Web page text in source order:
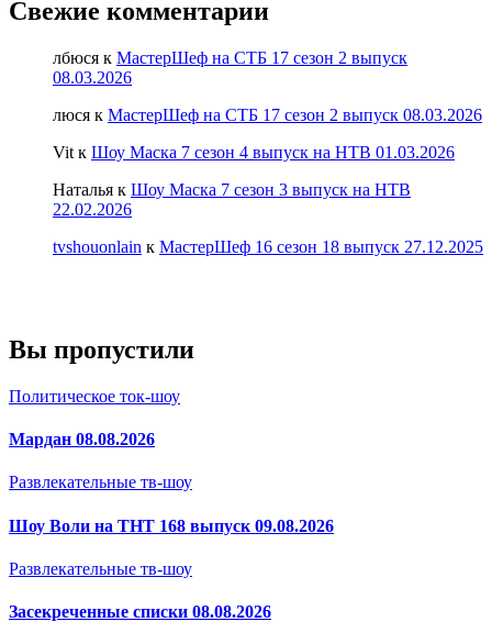
Свежие комментарии
лбюся к МастерШеф на СТБ 17 сезон 2 выпуск
08.03.2026
люся к МастерШеф на СТБ 17 сезон 2 выпуск 08.03.2026
Vit к Шоу Маска 7 сезон 4 выпуск на НТВ 01.03.2026
Наталья к Шоу Маска 7 сезон 3 выпуск на НТВ
22.02.2026
tvshouonlain к МастерШеф 16 сезон 18 выпуск 27.12.2025
Вы пропустили
Политическое ток-шоу
Мардан 08.08.2026
Развлекательные тв-шоу
Шоу Воли на ТНТ 168 выпуск 09.08.2026
Развлекательные тв-шоу
Засекреченные списки 08.08.2026